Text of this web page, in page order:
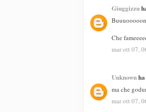
Giuggizzu
Che
mar ott 07,
Unknown
ma che
mar ott 07,